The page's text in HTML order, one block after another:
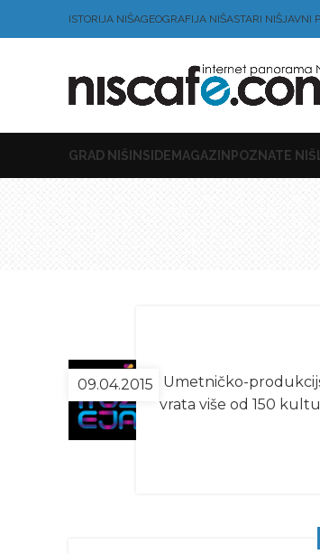
ISTORIJA NIŠAGEOGRAFIJA NIŠASTARI NIŠJAVNI
GRAD NIŠ INSIDE MAGAZIN POZNATE
09.04.2015
Umetničko-
vrata više od 150